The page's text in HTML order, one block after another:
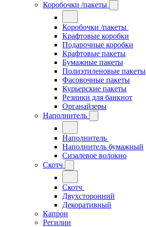
Коробочки /пакеты
Коробочки /пакеты
Крафтовые коробки
Подарочные коробки
Крафтовые пакеты
Бумажные пакеты
Полиэтиленовые пакеты
Фасовочные пакеты
Курьерские пакеты
Резинки для банкнот
Органайзеры
Наполнитель
Наполнитель
Наполнитель бумажный
Сизалевое волокно
Скотч
Скотч
Двухсторонний
Декоративный
Капрон
Регилин